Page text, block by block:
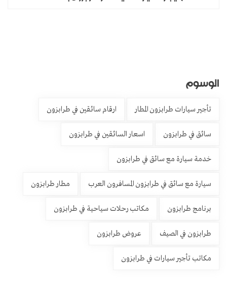
الوسوم
تأجير سيارات طرابزون المطار ارقام سائقين في طرابزون
سائق في طرابزون اسعار السائقين في طرابزون
خدمة سيارة مع سائق في طرابزون
سيارة مع سائق في طرابزون المسافرون العرب مطار طرابزون
برنامج طرابزون مكاتب رحلات سياحية في طرابزون
طرابزون في الصيف عروض طرابزون
مكاتب تأجير سيارات في طرابزون